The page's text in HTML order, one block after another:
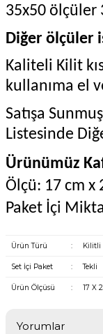
35x50 ölçüler
Diğer ölçüler
Kaliteli Kilit
kullanıma el
Satışa
Listesinde
Ürünümüz
Ölçü: 17 cm x
Paket İçi
Ürün Türü : Kilitli
Set İçi Paket : Tekli
Ürün Ölçüsü : 17 X
Yorumlar